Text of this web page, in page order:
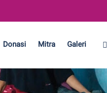
Donasi Mitra Galeri